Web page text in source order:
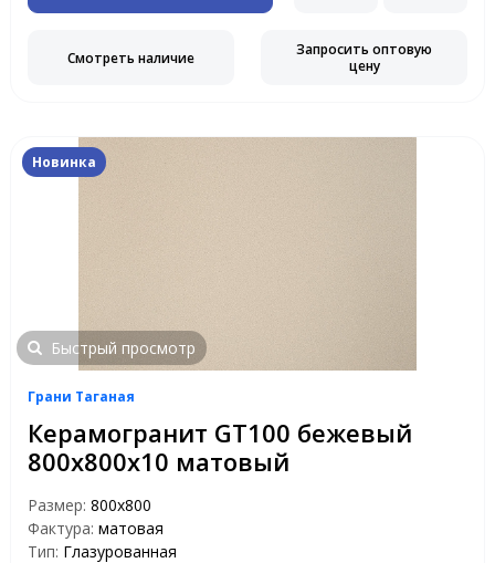
Смотреть наличие
Запросить оптовую
цену
Новинка
Быстрый просмотр
Грани Таганая
Керамогранит GT100 бежевый
800x800x10 матовый
Размер: 800x800
Фактура: матовая
Тип: Глазурованная